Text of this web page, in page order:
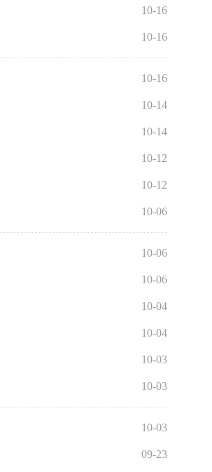
10-16
10-16
10-16
10-14
10-14
10-12
10-12
10-06
10-06
10-06
10-04
10-04
10-03
10-03
10-03
09-23